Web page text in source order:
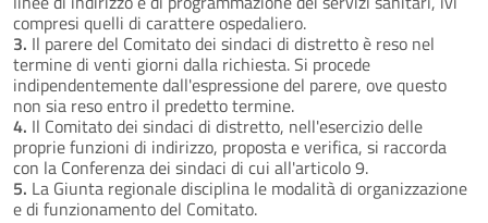
compresi quelli di carattere ospedaliero.
3. Il parere del Comitato dei sindaci di distretto è reso nel
termine di venti giorni dalla richiesta. Si procede
indipendentemente dall'espressione del parere, ove questo
non sia reso entro il predetto termine.
4. Il Comitato dei sindaci di distretto, nell'esercizio delle
proprie funzioni di indirizzo, proposta e verifica, si raccorda
con la Conferenza dei sindaci di cui all'articolo 9.
5. La Giunta regionale disciplina le modalità di organizzazione
e di funzionamento del Comitato.